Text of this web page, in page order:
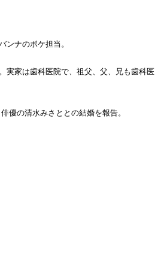
ンナのボケ担当。
実家は歯科医院で、祖父、父、兄も歯科医
優の清水みさととの結婚を報告。